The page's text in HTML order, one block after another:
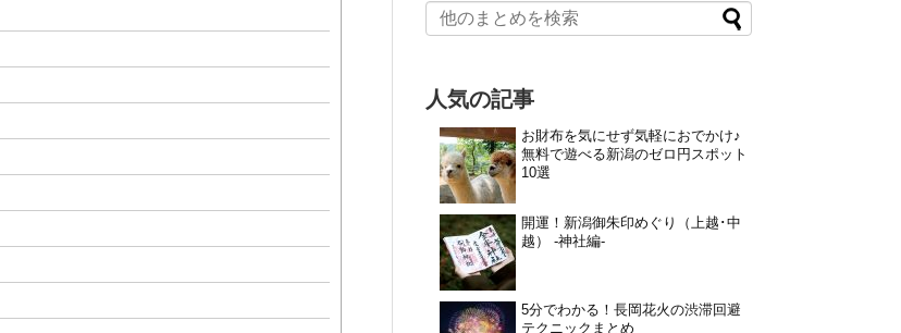
人気の記事
お財布を気にせず気軽におでかけ♪
無料で遊べる新潟のゼロ円スポット
10選
開運！新潟御朱印めぐり（上越･中
越） -神社編-
5分でわかる！長岡花火の渋滞回避
テクニックまとめ